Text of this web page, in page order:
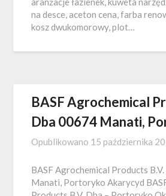
na desce, aceton cena, farba
kosz dwukomorowy, plot…
BASF Agrochemical
Dba 00674 Manati,
Opublikowano 15 października
BASF Agrochemical Products
Manati, Portoryko Akarycyd